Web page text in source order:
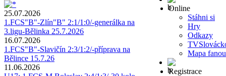
25.07.2026
1.FCS"B"-Zlín"B" 2:1/1:0/-generálka na
3.ligu-Bělinka 25.7.2026
16.07.2026
1.FCS"B"-Slavičín 2:3/1:2/-příprava na
Bělince 15.7.26
11.06.2026
Online
Stáhni si
Hry
Odkazy
Mapa
Registrace